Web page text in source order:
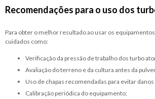
Recomendações para o uso dos
Para obter o melhor resultado ao usar os
cuidados como:
Verificação da pressão de trabalho dos turbo
Avaliação do terreno e da cultura antes da
Uso de chapas recomendadas para evitar
Calibração periódica do equipamento;